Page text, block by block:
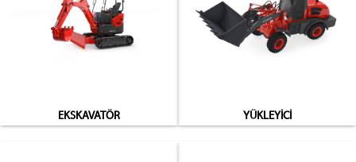
EKSKAVATÖR YÜKLEYİCİ